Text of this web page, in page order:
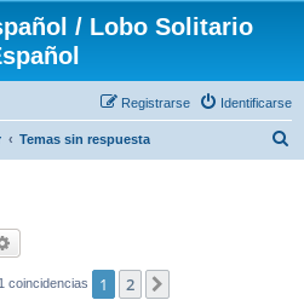
/ Lobo Solitario
Identificarse
Registrarse
Temas sin respuesta
coincidencias 1 2